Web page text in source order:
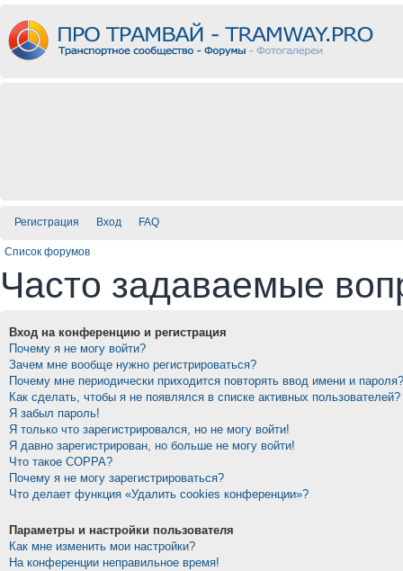
Регистрация Вход FAQ
Список форумов
Часто задаваемые
Вход на конференцию и регистрация
Почему я не могу войти?
Зачем мне вообще нужно регистрироваться?
Почему мне периодически приходится повторять ввод имени и пароля?
Как сделать, чтобы я не появлялся в списке активных пользователей?
Я забыл пароль!
Я только что зарегистрировался, но не могу войти!
Я давно зарегистрирован, но больше не могу войти!
Что такое COPPA?
Почему я не могу зарегистрироваться?
Что делает функция «Удалить cookies конференции»?
Параметры и настройки пользователя
Как мне изменить мои настройки?
На конференции неправильное время!